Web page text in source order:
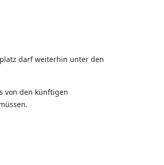
darf weiterhin unter den
von den künftigen